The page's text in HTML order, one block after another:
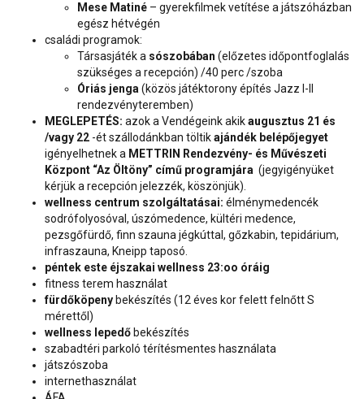
Mese Matiné – gyerekfilmek vetítése a játszóházban
egész hétvégén
családi programok:
Társasjáték a sószobában (előzetes időpontfoglalás
szükséges a recepción) /40 perc /szoba
Óriás jenga (közös játéktorony építés Jazz I-II
rendezvényteremben)
MEGLEPETÉS: azok a Vendégeink akikaugusztus 21 és
/vagy 22 -ét szállodánkban töltikajándék belépőjegyet
igényelhetnek a METTRIN Rendezvény- és Művészeti
Központ “Az Öltöny” című programjára (jegyigényüket
kérjük a recepción jelezzék, köszönjük).
wellness centrum szolgáltatásai: élménymedencék
sodrófolyosóval, úszómedence, kültéri medence,
pezsgőfürdő, finn szauna jégkúttal, gőzkabin, tepidárium,
infraszauna, Kneipp taposó.
péntek este éjszakai wellness 23:oo óráig
fitness terem használat
fürdőköpeny bekészítés (12 éves kor felett felnőtt S
mérettől)
wellness lepedő bekészítés
szabadtéri parkoló térítésmentes használata
játszószoba
internethasználat